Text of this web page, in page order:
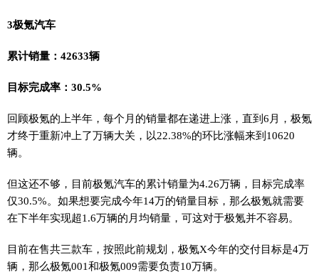
3极氪汽车
累计销量：42633辆
目标完成率：30.5%
回顾极氪的上半年，每个月的销量都在递进上涨，直到6月，极氪
才终于重新冲上了万辆大关，以22.38%的环比涨幅来到10620
辆。
但这还不够，目前极氪汽车的累计销量为4.26万辆，目标完成率
仅30.5%。如果想要完成今年14万的销量目标，那么极氪就需要
在下半年实现超1.6万辆的月均销量，可这对于极氪并不容易。
目前在售共三款车，按照此前规划，极氪X今年的交付目标是4万
辆，那么极氪001和极氪009需要负责10万辆。